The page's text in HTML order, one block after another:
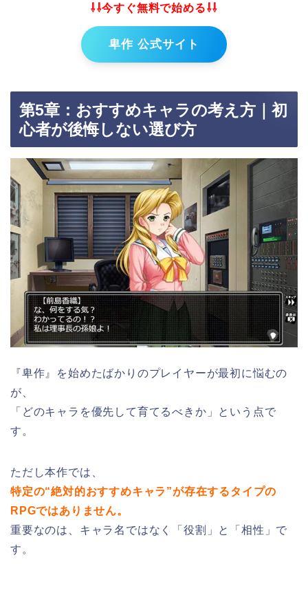
⇩⇩今すぐ無料で始める⇩⇩
卑作 公式サイト
第5章：おすすめキャラの考え方｜初
心者が後悔しない選び方
『卑作』を始めたばかりのプレイヤーが最初に悩むの
が、
「どのキャラを優先して育てるべきか」という点で
す。
ただし本作では、
特定の“絶対的おすすめキャラ”が存在するタイプの
RPGではありません。
重要なのは、キャラ名ではなく「役割」と「相性」で
す。